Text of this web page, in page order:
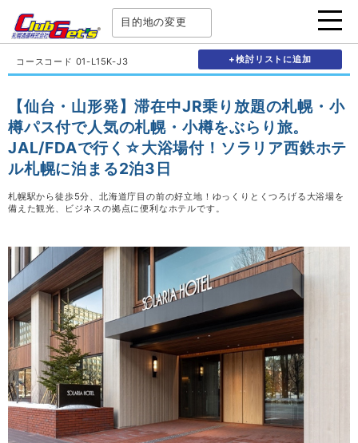
目的地の変更
コースコード 01-L15K-J3 +検討リストに追加
【仙台・山形発】滞在中JR乗り放題の札幌・小
樽パス付で人気の札幌・小樽をぶらり旅。
JAL/FDAで行く☆大浴場付！ソラリア西鉄ホテ
ル札幌に泊まる2泊3日
札幌駅から徒歩5分、北海道庁目の前の好立地！ゆっくりとくつろげる大浴場を
備えた観光、ビジネスの拠点に便利なホテルです。